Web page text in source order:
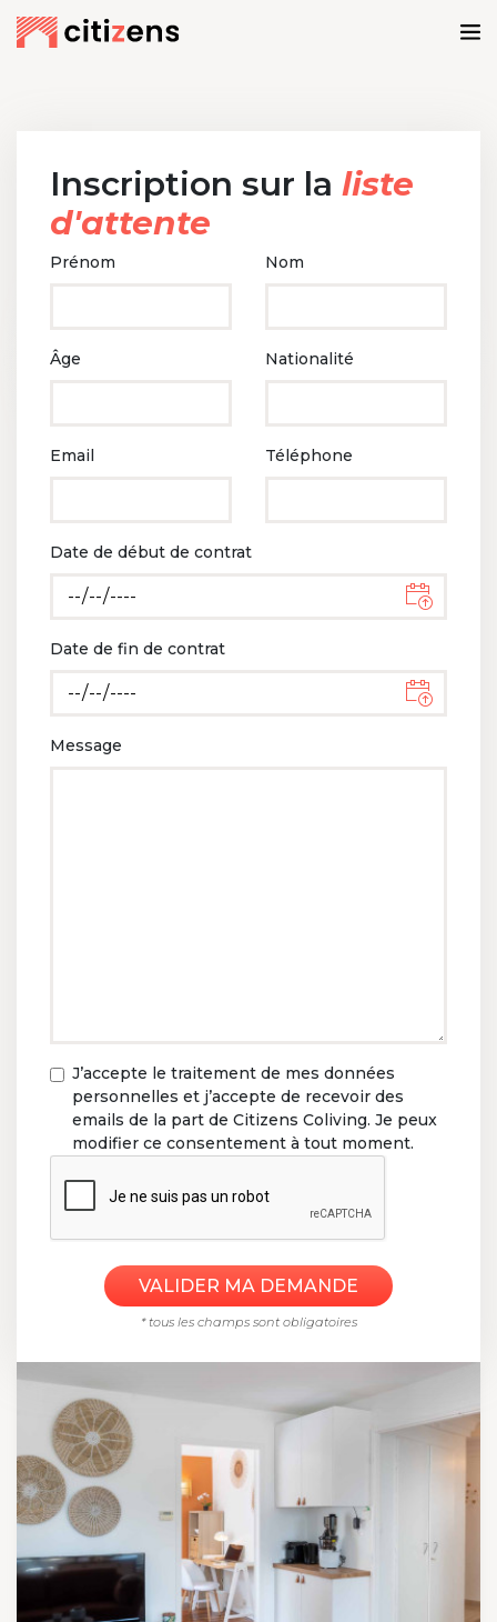
Inscription sur la liste
d'attente
Prénom Nom
Âge Nationalité
Email Téléphone
Date de début de contrat
Date de fin de contrat
Message
J’accepte le traitement de mes données
personnelles et j’accepte de recevoir des
emails de la part de Citizens Coliving. Je peux
modifier ce consentement à tout moment.
* tous les champs sont obligatoires